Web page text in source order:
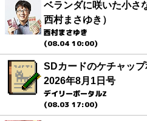
ベランダに咲いた小さ
西村まさゆき）
西村まさゆき
(08.04 10:00)
SDカードのケチャッ
2026年8月1日号
デイリーポータルZ
(08.03 17:00)